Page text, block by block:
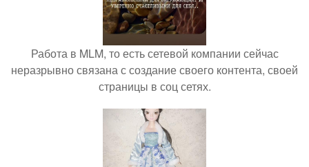
Работа в MLM, то есть сетевой компании сейчас
неразрывно связана с создание своего контента, своей
страницы в соц сетях.